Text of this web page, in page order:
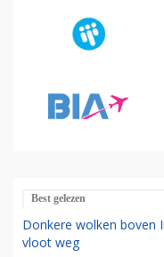
Best gelezen
Donkere wolken boven
vloot weg